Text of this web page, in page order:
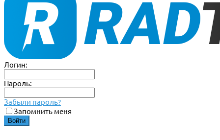
Логин:
Пароль:
Забыли пароль?
Запомнить меня